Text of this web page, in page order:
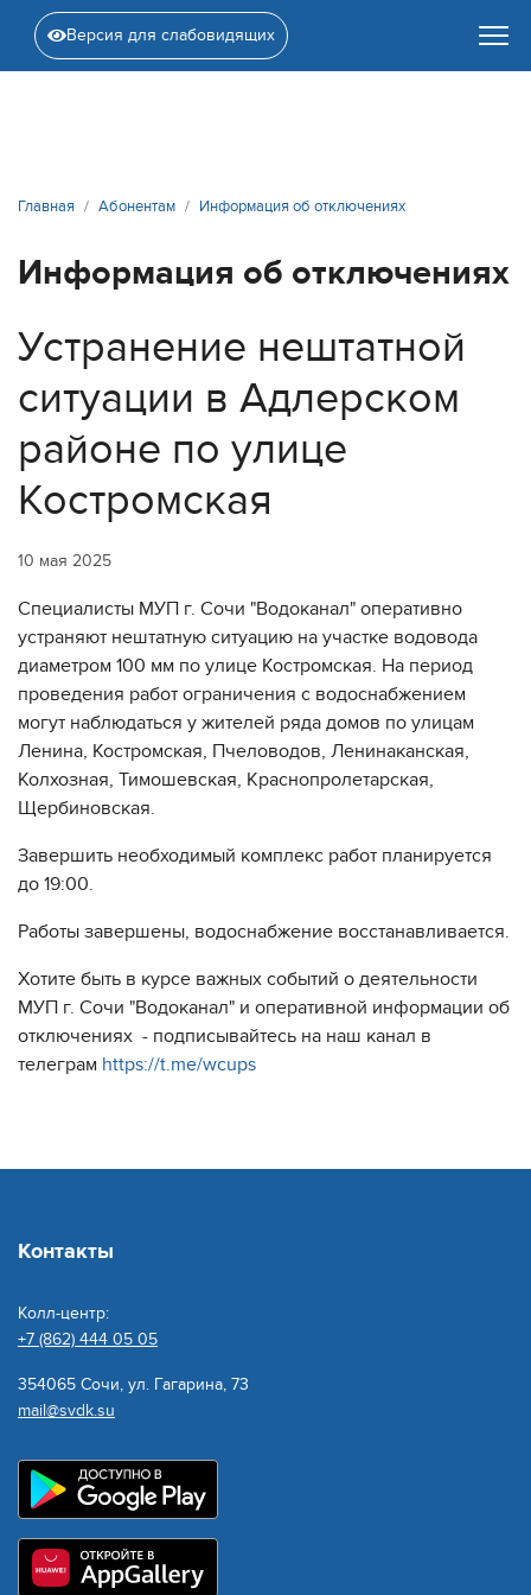
Версия для слабовидящих
Главная Абонентам Информация об отключениях
Информация об отключениях
Устранение нештатной
ситуации в Адлерском
районе по улице
Костромская
10 мая 2025
Специалисты МУП г. Сочи "Водоканал" оперативно
устраняют нештатную ситуацию на участке водовода
диаметром 100 мм по улице Костромская. На период
проведения работ ограничения с водоснабжением
могут наблюдаться у жителей ряда домов по улицам
Ленина, Костромская, Пчеловодов, Ленинаканская,
Колхозная, Тимошевская, Краснопролетарская,
Щербиновская.
Завершить необходимый комплекс работ планируется
до 19:00.
Работы завершены, водоснабжение восстанавливается.
Хотите быть в курсе важных событий о деятельности
МУП г. Сочи "Водоканал" и оперативной информации об
отключениях - подписывайтесь на наш канал в
телеграм https://t.me/wcups
Контакты
Колл-центр:
+7 (862) 444 05 05
354065 Сочи, ул. Гагарина, 73
mail@svdk.su